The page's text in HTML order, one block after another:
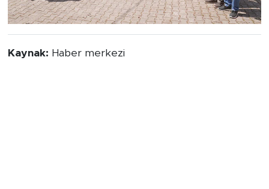
Kaynak: Haber merkezi